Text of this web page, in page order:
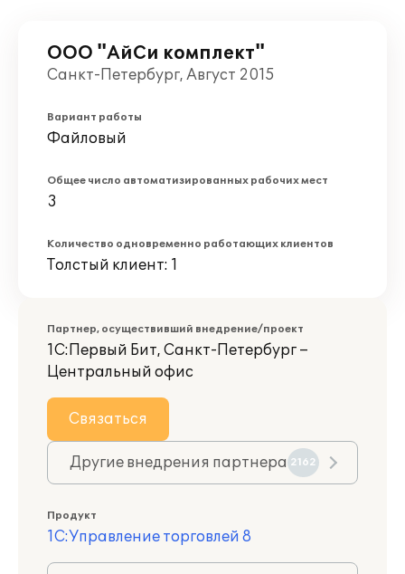
ООО "АйСи комплект"
Санкт-Петербург, Август 2015
Вариант работы
Файловый
Общее число автоматизированных рабочих мест
3
Количество одновременно работающих клиентов
Толстый клиент: 1
Партнер, осуществивший внедрение/проект
1С:Первый Бит, Санкт-Петербург –
Центральный офис
Связаться
Другие внедрения партнера 2162
Продукт
1С:Управление торговлей 8